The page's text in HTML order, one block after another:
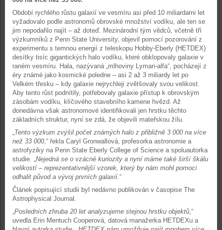
Období rychlého růstu galaxií ve vesmíru asi před 10 miliardami let
vyžadovalo podle astronomů obrovské množství vodíku, ale ten se
jim nepodařilo najít – až doteď. Mezinárodní tým vědců, včetně tří
výzkumníků z Penn State University, objevil pomocí pozorování z
experimentu s temnou energií z teleskopu Hobby-Eberly (HETDEX)
desítky tisíc gigantických halo vodíku, které obklopovaly galaxie v
raném vesmíru. Hala, nazývaná „mlhoviny Lyman-alfa“, pocházejí z
éry známé jako kosmické poledne – asi 2 až 3 miliardy let po
Velkém třesku – kdy galaxie nejrychleji zvětšovaly svou velikost.
Aby tento růst podnítily, potřebovaly galaxie přístup k obrovským
zásobám vodíku, klíčového stavebního kamene hvězd. Až
donedávna však astronomové identifikovali jen hrstku těchto
základních struktur, nyní se zdá, že objevili mateřskou žílu.
„Tento výzkum zvýšil počet známých halo z přibližně 3 000 na více
než 33 000,“ řekla Caryl Gronwallová, profesorka astronomie a
astrofyziky na Penn State Eberly College of Science a spoluautorka
studie. „Nejedná se o vzácné kuriozity a nyní máme také širší škálu
velikostí – reprezentativnější vzorek, který by nám mohl pomoci
odhalit původ a vývoj prvních galaxií.“
Článek popisující studii byl nedávno publikován v časopise The
Astrophysical Journal.
„Posledních zhruba 20 let analyzujeme stejnou hrstku objektů,“
uvedla Erin Mentuch Cooperová, datová manažerka HETDEXu a